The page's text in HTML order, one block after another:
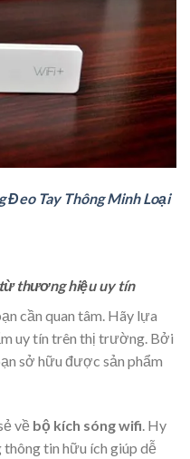
Đeo Tay Thông Minh Loại
thương hiệu uy tín
cần quan tâm. Hãy lựa
uy tín trên thị trường. Bởi
sở hữu được sản phẩm
về bộ kích sóng wifi . Hy
tin hữu ích giúp dễ